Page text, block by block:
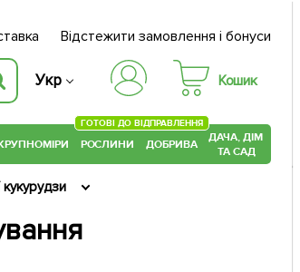
Відстежити замовлення і бонуси
Укр Кошик
РОСЛИНИ
ГОТОВІ ДО ВІДПРАВЛЕННЯ
ДОБРИВА
ДАЧА, ДІМ
ТА САД
кукурудзи